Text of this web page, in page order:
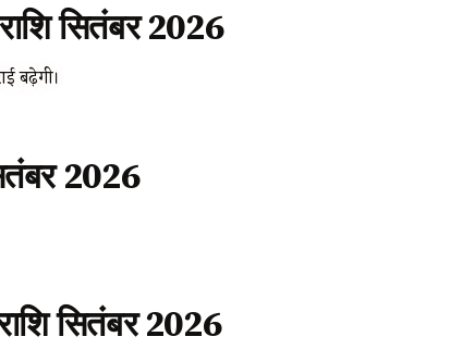
सितंबर 2026
बढ़ेगी।
2026
सितंबर 2026